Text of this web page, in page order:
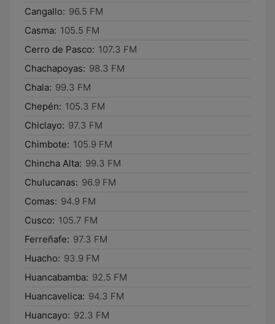
Cangallo: 96.5 FM
Casma: 105.5 FM
Cerro de Pasco: 107.3 FM
Chachapoyas: 98.3 FM
Chala: 99.3 FM
Chepén: 105.3 FM
Chiclayo: 97.3 FM
Chimbote: 105.9 FM
Chincha Alta: 99.3 FM
Chulucanas: 96.9 FM
Comas: 94.9 FM
Cusco: 105.7 FM
Ferreñafe: 97.3 FM
Huacho: 93.9 FM
Huancabamba: 92.5 FM
Huancavelica: 94.3 FM
Huancayo: 92.3 FM